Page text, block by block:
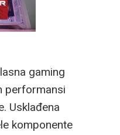
gaming
performansi
Usklađena
komponente